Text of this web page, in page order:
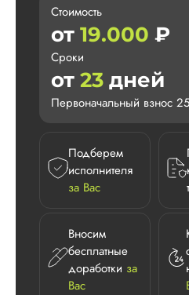
Стоимость
от 19.000 ₽
Сроки
от 23 дней
Первоначальный взнос
Подберем
исполнителя
за Вас
Вносим
бесплатные
доработки за
Вас